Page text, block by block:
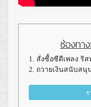
ช่องทา
1. สั่งซื้อซีดีเพลง ริ
2. ถวายเงินสนับสนุ